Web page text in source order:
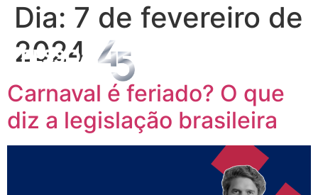
Dia: 7 de fevereiro de
2024
Carnaval é feriado? O que
diz a legislação brasileira